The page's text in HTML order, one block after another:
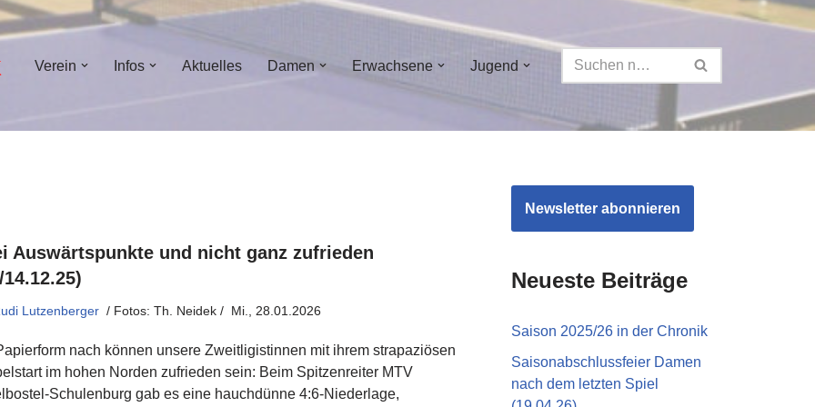
Verein Infos Aktuelles Damen Erwachsene Jugend
Auswärtspunkte und nicht ganz zufrieden
14.12.25)
Lutzenberger Mi., 28.01.2026
nach können unsere Zweitligistinnen mit ihrem strapaziösen
im hohen Norden zufrieden sein: Beim Spitzenreiter MTV
Schulenburg gab es eine hauchdünne 4:6-Niederlage,
Newsletter abonnieren
Neueste Beiträge
Saison 2025/26 in der Chronik
Saisonabschlussfeier Damen
nach dem letzten Spiel